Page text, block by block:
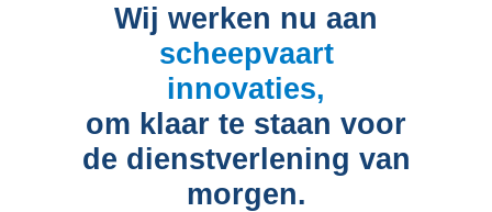
Wij werken nu aan
scheepvaart
innovaties,
om klaar te staan voor
de dienstverlening van
morgen.